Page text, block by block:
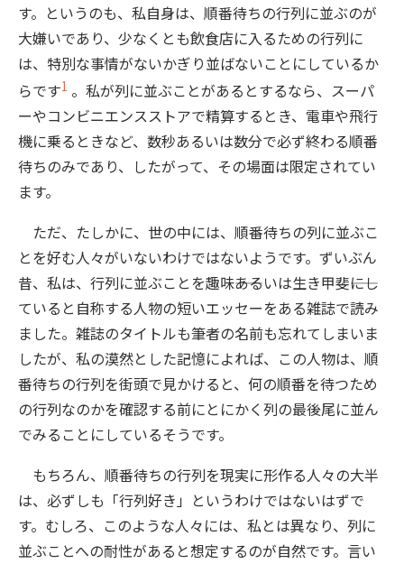
す。というのも、私自身は、順番待ちの行列に並ぶのが
大嫌いであり、少なくとも飲食店に入るための行列に
は、特別な事情がないかぎり並ばないことにしているか
らです1 。私が列に並ぶことがあるとするなら、スーパ
ーやコンビニエンスストアで精算するとき、電車や飛行
機に乗るときなど、数秒あるいは数分で必ず終わる順番
待ちのみであり、したがって、その場面は限定されてい
ます。
ただ、たしかに、世の中には、順番待ちの列に並ぶこ
とを好む人々がいないわけではないようです。ずいぶん
昔、私は、行列に並ぶことを趣味――あるいは生き甲斐――にし
ていると自称する人物の短いエッセーをある雑誌で読み
ました。雑誌のタイトルも筆者の名前も忘れてしまいま
したが、私の漠然とした記憶によれば、この人物は、順
番待ちの行列を街頭で見かけると、何の順番を待つため
の行列なのかを確認する前にとにかく列の最後尾に並ん
でみることにしているそうです。
もちろん、順番待ちの行列を現実に形作る人々の大半
は、必ずしも「行列好き」というわけではないはずで
す。むしろ、このような人々には、私とは異なり、列に
並ぶことへの耐性があると想定するのが自然です。言い